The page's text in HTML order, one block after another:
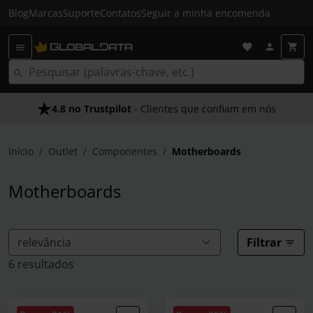
BlogMarcasSuporteContatosSeguir a minha encomenda
4.8 no Trustpilot - Clientes que confiam em nós
Início Outlet Componentes Motherboards
Motherboards
Filtrar
6 resultados